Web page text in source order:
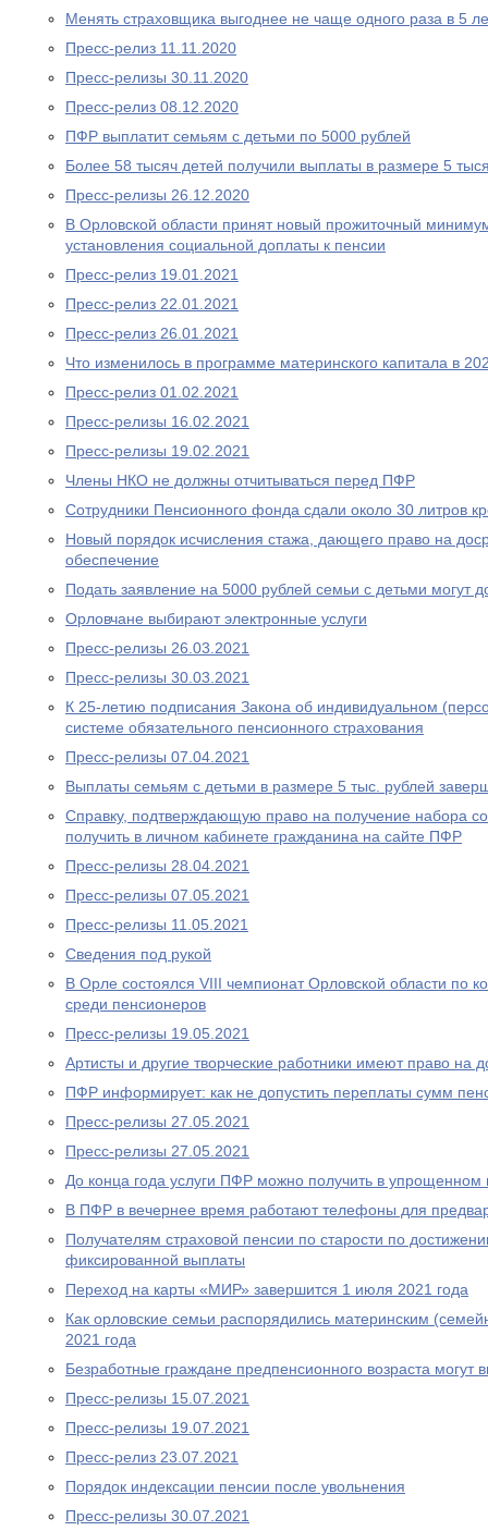
Менять страховщика выгоднее не чаще одного раза в 5
Пресс-релиз 11.11.2020
Пресс-релизы 30.11.2020
Пресс-релиз 08.12.2020
ПФР выплатит семьям с детьми по 5000 рублей
Более 58 тысяч детей получили выплаты в размере 5
Пресс-релизы 26.12.2020
В Орловской области принят новый прожиточный
установления социальной доплаты к пенсии
Пресс-релиз 19.01.2021
Пресс-релиз 22.01.2021
Пресс-релиз 26.01.2021
Что изменилось в программе материнского капитала в
Пресс-релиз 01.02.2021
Пресс-релизы 16.02.2021
Пресс-релизы 19.02.2021
Члены НКО не должны отчитываться перед ПФР
Сотрудники Пенсионного фонда сдали около 30 литров
Новый порядок исчисления стажа, дающего право на
обеспечение
Подать заявление на 5000 рублей семьи с детьми могут
Орловчане выбирают электронные услуги
Пресс-релизы 26.03.2021
Пресс-релизы 30.03.2021
К 25-летию подписания Закона об индивидуальном
системе обязательного пенсионного страхования
Пресс-релизы 07.04.2021
Выплаты семьям с детьми в размере 5 тыс. рублей
Справку, подтверждающую право на получение набора
получить в личном кабинете гражданина на сайте ПФР
Пресс-релизы 28.04.2021
Пресс-релизы 07.05.2021
Пресс-релизы 11.05.2021
Сведения под рукой
В Орле состоялся VIII чемпионат Орловской области по
среди пенсионеров
Пресс-релизы 19.05.2021
Артисты и другие творческие работники имеют право на
ПФР информирует: как не допустить переплаты сумм
Пресс-релизы 27.05.2021
Пресс-релизы 27.05.2021
До конца года услуги ПФР можно получить в упрощенном
В ПФР в вечернее время работают телефоны для
Получателям страховой пенсии по старости по
фиксированной выплаты
Переход на карты «МИР» завершится 1 июля 2021 года
Как орловские семьи распорядились материнским
2021 года
Безработные граждане предпенсионного возраста
Пресс-релизы 15.07.2021
Пресс-релизы 19.07.2021
Пресс-релиз 23.07.2021
Порядок индексации пенсии после увольнения
Пресс-релизы 30.07.2021